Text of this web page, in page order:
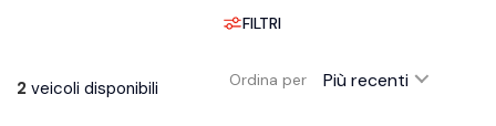
FILTRI
2 veicoli disponibili Ordina per Più recenti